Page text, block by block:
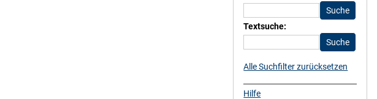
Textsuche:
Alle Suchfilter zurücksetzen
Hilfe